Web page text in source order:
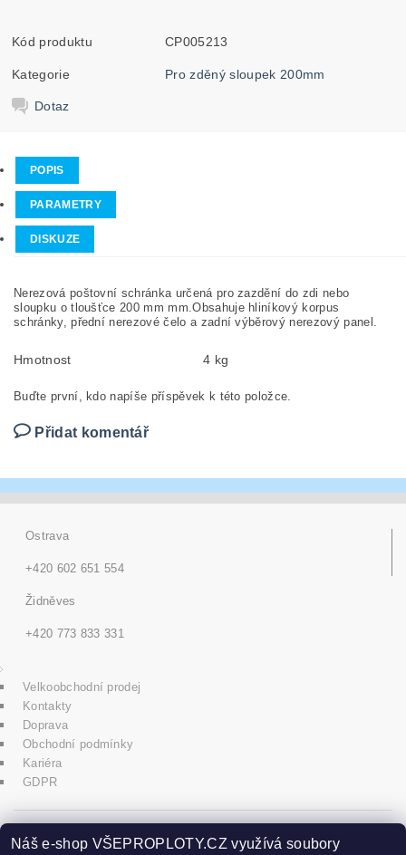
Kód produktu CP005213
Kategorie Pro zděný sloupek 200mm
Dotaz
POPIS
PARAMETRY
DISKUZE
Nerezová poštovní schránka určená pro zazdění do zdi nebo
sloupku o tloušťce 200 mm mm.Obsahuje hliníkový korpus
schránky, přední nerezové čelo a zadní výběrový nerezový panel.
Hmotnost 4 kg
Buďte první, kdo napíše příspěvek k této položce.
Přidat komentář
Ostrava
+420 602 651 554
Židněves
+420 773 833 331
Velkoobchodní prodej
Kontakty
Doprava
Obchodní podmínky
Kariéra
GDPR
icons8.com
Náš e-shop VŠEPROPLOTY.CZ využívá soubory